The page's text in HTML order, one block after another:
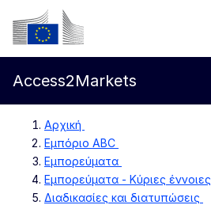
Απευθείας μετάβαση στο
Ευρωπαϊκή Επιτροπή
Access2Markets
Αρχική
Εμπόριο ABC
Εμπορεύματα
Εμπορεύματα - Κύριες έννοιες
Διαδικασίες και διατυπώσεις